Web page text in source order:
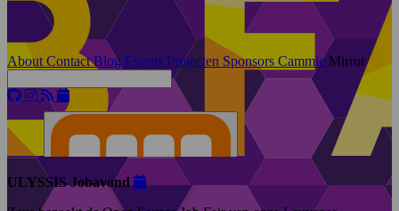
About ContactBlog Events Projecten Sponsors Cammie Mirror
ULYSSIS Jobavond